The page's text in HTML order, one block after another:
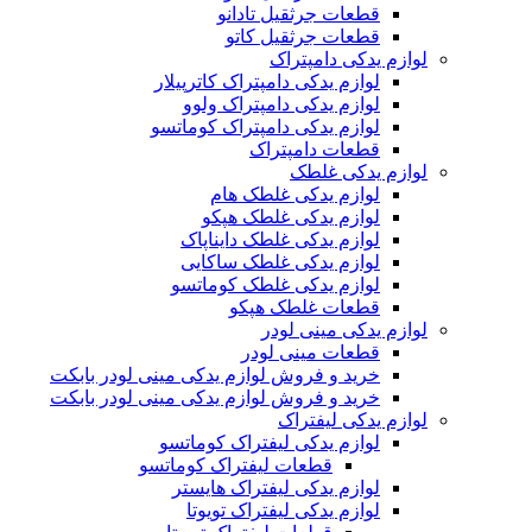
قطعات جرثقیل تادانو
قطعات جرثقیل کاتو
لوازم یدکی دامپتراک
لوازم یدکی دامپتراک کاترپیلار
لوازم یدکی دامپتراک ولوو
لوازم یدکی دامپتراک کوماتسو
قطعات دامپتراک
لوازم یدکی غلطک
لوازم یدکی غلطک هام
لوازم یدکی غلطک هپکو
لوازم یدکی غلطک دایناپاک
لوازم یدکی غلطک ساکایی
لوازم یدکی غلطک کوماتسو
قطعات غلطک هپکو
لوازم یدکی مینی لودر
قطعات مینی لودر
خرید و فروش لوازم یدکی مینی لودر بابکت
خرید و فروش لوازم یدکی مینی لودر بابکت
لوازم یدکی لیفتراک
لوازم یدکی لیفتراک کوماتسو
قطعات لیفتراک کوماتسو
لوازم یدکی لیفتراک هایستر
لوازم یدکی لیفتراک تویوتا